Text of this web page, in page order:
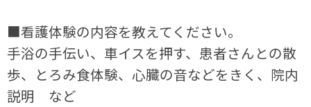
■看護体験の内容を教えてください。
手浴の手伝い、車イスを押す、患者さんとの散
歩、とろみ食体験、心臓の音などをきく、院内
説明 など